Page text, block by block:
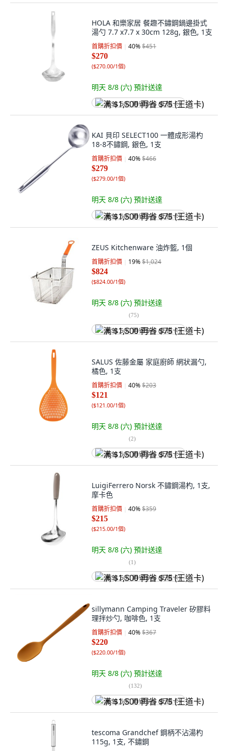
HOLA 和樂家居 餐趣不鏽鋼鍋邊掛式
湯勺 7.7 x7.7 x 30cm 128g, 銀色, 1支
首購折扣價 40%$451
$270
($270.00/1個)
明天 8/8 (六) 預計送達
满 $1,500 再省 $75 (王道卡)
KAI 貝印 SELECT100 一體成形湯杓
18-8不鏽鋼, 銀色, 1支
首購折扣價 40%$466
$279
($279.00/1個)
明天 8/8 (六) 預計送達
满 $1,500 再省 $75 (王道卡)
ZEUS Kitchenware 油炸籃, 1個
首購折扣價 19%$1,024
$824
($824.00/1個)
明天 8/8 (六) 預計送達
(75)
满 $1,500 再省 $75 (王道卡)
SALUS 佐藤金屬 家庭廚師 網狀漏勺,
橘色, 1支
首購折扣價 40%$203
$121
($121.00/1個)
明天 8/8 (六) 預計送達
(2)
满 $1,500 再省 $75 (王道卡)
LuigiFerrero Norsk 不鏽鋼湯杓, 1支,
摩卡色
首購折扣價 40%$359
$215
($215.00/1個)
明天 8/8 (六) 預計送達
(1)
满 $1,500 再省 $75 (王道卡)
sillymann Camping Traveler 矽膠料
理拌炒勺, 咖啡色, 1支
首購折扣價 40%$367
$220
($220.00/1個)
明天 8/8 (六) 預計送達
(132)
满 $1,500 再省 $75 (王道卡)
tescoma Grandchef 鋼柄不沾湯杓
115g, 1支, 不鏽鋼